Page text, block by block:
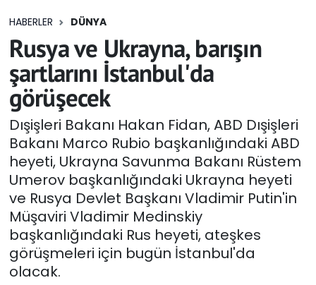
HABERLER DÜNYA
Rusya ve Ukrayna, barışın
şartlarını İstanbul'da
görüşecek
Dışişleri Bakanı Hakan Fidan, ABD Dışişleri
Bakanı Marco Rubio başkanlığındaki ABD
heyeti, Ukrayna Savunma Bakanı Rüstem
Umerov başkanlığındaki Ukrayna heyeti
ve Rusya Devlet Başkanı Vladimir Putin'in
Müşaviri Vladimir Medinskiy
başkanlığındaki Rus heyeti, ateşkes
görüşmeleri için bugün İstanbul'da
olacak.
Eğitim
Ekonomi
Foto Galeri
GEZİ
Güncel
Gündem
KKTC
KKTC YEREL SEÇİM 2018
Tüm Manşetler
Son Dakika Haberleri
Haber Arşivi